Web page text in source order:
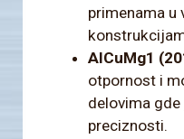
primenama u
AlCuMg1
otpornost i
delovima
preciznosti.